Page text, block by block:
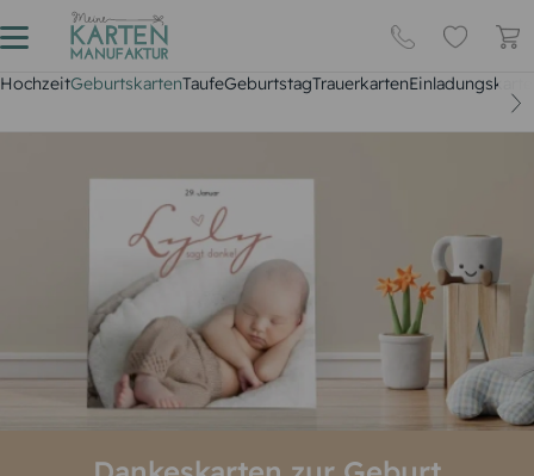
HochzeitGeburtskartenTaufeGeburtstagTrauerkarten